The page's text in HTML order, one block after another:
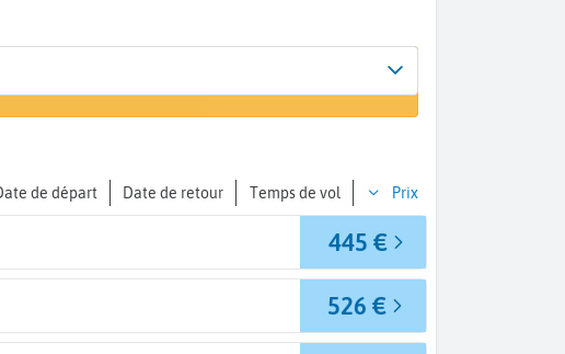
Bombay (BOM)
Date de départ Date de retour Temps de vol Prix
445 €
526 €